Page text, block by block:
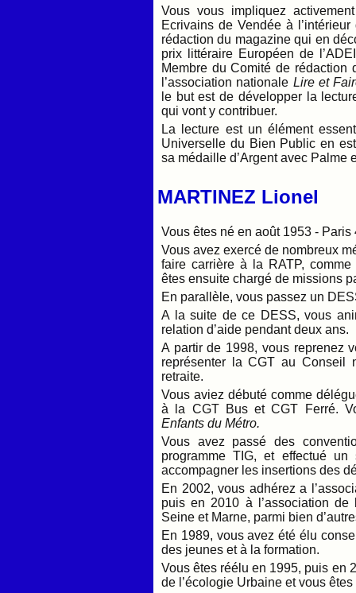
Vous vous impliquez
Ecrivains de Vendée à
rédaction du magazine qui en
prix littéraire Européen de
Membre du Comité de rédaction
l’association nationale Lire et
le but est de développer la
qui vont y contribuer.
La lecture est un élément
Universelle du Bien Public en
sa médaille d’Argent avec Palme
MARTINEZ Lionel
Vous êtes né en août 1953 - Paris
Vous avez exercé de nombreux
faire carrière à la RATP,
êtes ensuite chargé de missions
En parallèle, vous passez un
A la suite de ce DESS, vous
relation d’aide pendant deux ans.
A partir de 1998, vous reprenez
représenter la CGT au Conseil
retraite.
Vous aviez débuté comme
à la CGT Bus et CGT Ferré.
Enfants du Métro.
Vous avez passé des
programme TIG, et effectué
accompagner les insertions des
En 2002, vous adhérez a
puis en 2010 à l’association
Seine et Marne, parmi bien
En 1989, vous avez été élu
des jeunes et à la formation.
Vous êtes réélu en 1995, puis en
de l’écologie Urbaine et vous